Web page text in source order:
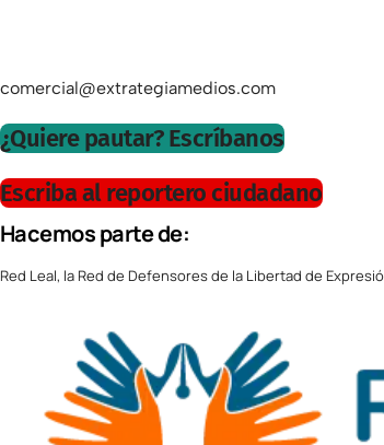
comercial@extrategiamedios.com
¿Quiere pautar? Escríbanos
Escriba al reportero ciudadano
Hacemos parte de:
Red Leal, la Red de Defensores de la Libertad de